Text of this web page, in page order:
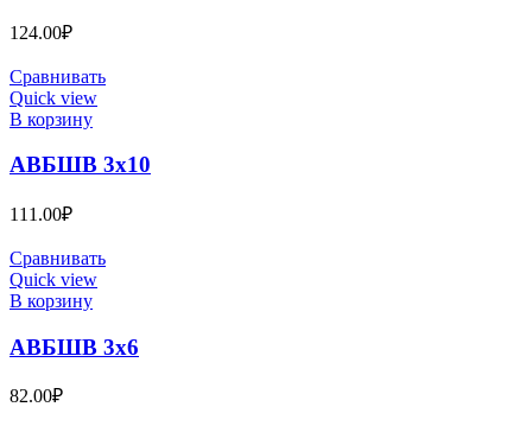
124.00₽
Сравнивать
Quick view
В корзину
АВБШВ 3х10
111.00₽
Сравнивать
Quick view
В корзину
АВБШВ 3х6
82.00₽